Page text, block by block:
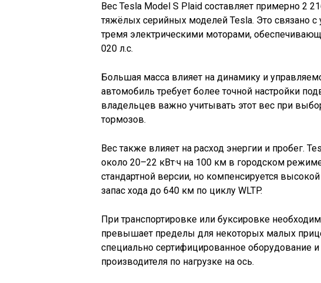
Вес Tesla Model S Plaid составляет примерно 2
тяжёлых серийных моделей Tesla. Это связано с
тремя электрическими моторами,
020 л.с.
Большая масса влияет на динамику и
автомобиль требует более точной настройки
владельцев важно учитывать этот вес при
тормозов.
Вес также влияет на расход энергии и пробег.
около 20–22 кВт·ч на 100 км в городском
стандартной версии, но компенсируется
запас хода до 640 км по циклу WLTP.
При транспортировке или буксировке
превышает пределы для некоторых малых
специально сертифицированное оборудование
производителя по нагрузке на ось.